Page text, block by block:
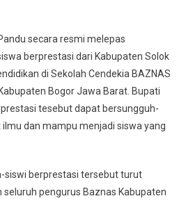
12
Siswa
Berprestasi
Ke
SCB,
Ini
secara resmi melepas
berprestasi dari Kabupaten Solok
di Sekolah Cendekia BAZNAS
Bogor Jawa Barat. Bupati
tesebut dapat bersungguh-
dan mampu menjadi siswa yang
siswi berprestasi tersebut turut
pengurus Baznas Kabupaten